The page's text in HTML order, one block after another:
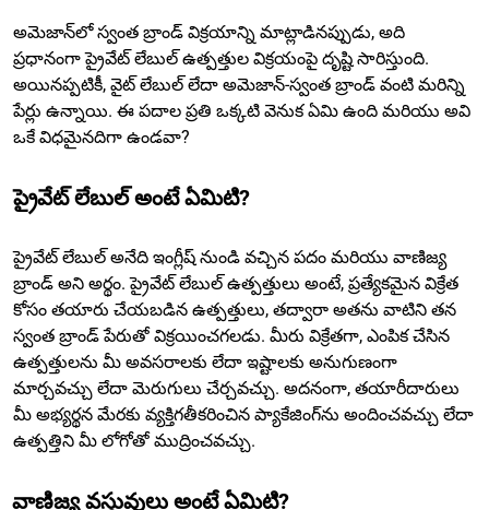
అమెజాన్‌లో స్వంత బ్రాండ్ విక్రయాన్ని మాట్లాడినప్పుడు, అది
ప్రధానంగా ప్రైవేట్ లేబుల్ ఉత్పత్తుల విక్రయంపై దృష్టి సారిస్తుంది.
అయినప్పటికీ, వైట్ లేబుల్ లేదా అమెజాన్-స్వంత బ్రాండ్ వంటి మరిన్ని
పేర్లు ఉన్నాయి. ఈ పదాల ప్రతి ఒక్కటి వెనుక ఏమి ఉంది మరియు అవి
ఒకే విధమైనదిగా ఉండవా?
ప్రైవేట్ లేబుల్ అంటే ఏమిటి?
ప్రైవేట్ లేబుల్ అనేది ఇంగ్లీష్ నుండి వచ్చిన పదం మరియు వాణిజ్య
బ్రాండ్ అని అర్థం. ప్రైవేట్ లేబుల్ ఉత్పత్తులు అంటే, ప్రత్యేకమైన విక్రేత
కోసం తయారు చేయబడిన ఉత్పత్తులు, తద్వారా అతను వాటిని తన
స్వంత బ్రాండ్ పేరుతో విక్రయించగలడు. మీరు విక్రేతగా, ఎంపిక చేసిన
ఉత్పత్తులను మీ అవసరాలకు లేదా ఇష్టాలకు అనుగుణంగా
మార్చవచ్చు లేదా మెరుగులు చేర్చవచ్చు. అదనంగా, తయారీదారులు
మీ అభ్యర్థన మేరకు వ్యక్తిగతీకరించిన ప్యాకేజింగ్‌ను అందించవచ్చు లేదా
ఉత్పత్తిని మీ లోగోతో ముద్రించవచ్చు.
వాణిజ్య వస్తువులు అంటే ఏమిటి?